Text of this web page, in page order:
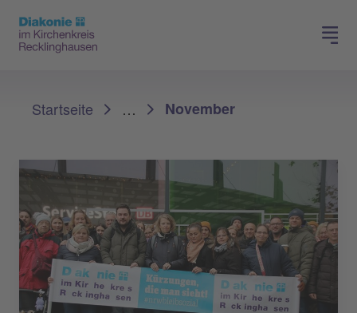
Spenden
Startseite
… November